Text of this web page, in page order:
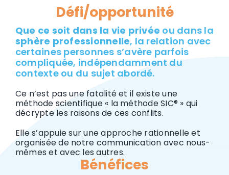
Défi/opportunité
Que ce soit dans la vie privée ou dans la
sphère professionnelle, la relation avec
certaines personnes s’avère parfois
compliquée, indépendamment du
contexte ou du sujet abordé.
Ce n’est pas une fatalité et il existe une
méthode scientifique « la méthode SIC® » qui
décrypte les raisons de ces conflits.
Elle s’appuie sur une approche rationnelle et
organisée de notre communication avec nous-
mêmes et avec les autres.
Bénéfices